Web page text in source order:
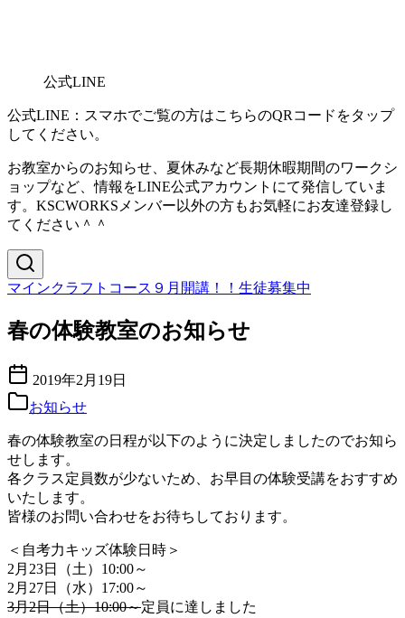
公式LINE
公式LINE：スマホでご覧の方はこちらのQRコードをタップ
してください。
お教室からのお知らせ、夏休みなど長期休暇期間のワークシ
ョップなど、情報をLINE公式アカウントにて発信していま
す。KSCWORKSメンバー以外の方もお気軽にお友達登録し
てください＾＾
マインクラフトコース９月開講！！生徒募集中
春の体験教室のお知らせ
2019年2月19日
お知らせ
春の体験教室の日程が以下のように決定しましたのでお知ら
せします。
各クラス定員数が少ないため、お早目の体験受講をおすすめ
いたします。
皆様のお問い合わせをお待ちしております。
＜自考力キッズ体験日時＞
2月23日（土）10:00～
2月27日（水）17:00～
3月2日（土）10:00～定員に達しました